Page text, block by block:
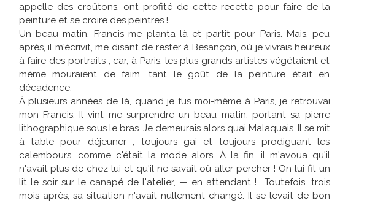
appelle des croûtons, ont profité de cette recette pour faire de la
peinture et se croire des peintres !
Un beau matin, Francis me planta là et partit pour Paris. Mais, peu
après, il m'écrivit, me disant de rester à Besançon, où je vivrais heureux
à faire des portraits ; car, à Paris, les plus grands artistes végétaient et
même mouraient de faim, tant le goût de la peinture était en
décadence.
À plusieurs années de là, quand je fus moi-même à Paris, je retrouvai
mon Francis. Il vint me surprendre un beau matin, portant sa pierre
lithographique sous le bras. Je demeurais alors quai Malaquais. Il se mit
à table pour déjeuner ; toujours gai et toujours prodiguant les
calembours, comme c'était la mode alors. À la fin, il m'avoua qu'il
n'avait plus de chez lui et qu'il ne savait où aller percher ! On lui fit un
lit le soir sur le canapé de l'atelier, — en attendant !… Toutefois, trois
mois après, sa situation n'avait nullement changé. Il se levait de bon